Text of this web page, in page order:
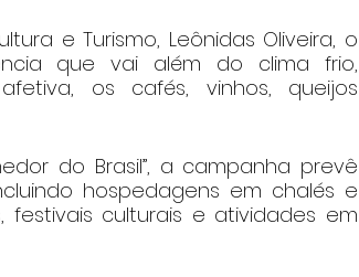
e Turismo, Leônidas Oliveira, o
que vai além do clima frio,
os cafés, vinhos, queijos
do Brasil”, a campanha prevê
hospedagens em chalés e
festivais culturais e atividades em